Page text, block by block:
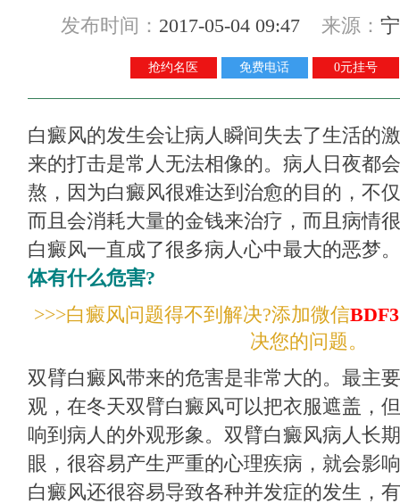
发布时间： 2017-05-04 09:47 来源：
抢约名医 免费电话 0元挂号
白癜风的发生会让病人瞬间失去了生活的
来的打击是常人无法相像的。病人日夜都
熬，因为白癜风很难达到治愈的目的，不
而且会消耗大量的金钱来治疗，而且病情
白癜风一直成了很多病人心中最大的恶梦
体有什么危害?
>>>白癜风问题得不到解决?添加微信
决您的问题。
双臂白癜风带来的危害是非常大的。最主
观，在冬天双臂白癜风可以把衣服遮盖，
响到病人的外观形象。双臂白癜风病人长
眼，很容易产生严重的心理疾病，就会影
白癜风还很容易导致各种并发症的发生，